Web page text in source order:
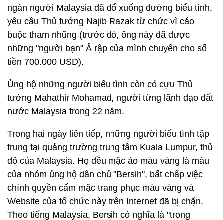
ngàn người Malaysia đã đổ xuống đường biểu tình,
yêu cầu Thủ tướng Najib Razak từ chức vì cáo
buộc tham nhũng (trước đó, ông này đã được
những "người bạn" Ả rập của mình chuyển cho số
tiền 700.000 USD).
Ủng hộ những người biểu tình còn có cựu Thủ
tướng Mahathir Mohamad, người từng lãnh đạo đất
nước Malaysia trong 22 năm.
Trong hai ngày liên tiếp, những người biểu tình tập
trung tại quảng trường trung tâm Kuala Lumpur, thủ
đô của Malaysia. Họ đều mặc áo màu vàng là màu
của nhóm ủng hộ dân chủ "Bersih", bất chấp việc
chính quyền cấm mặc trang phục màu vàng và
Website của tổ chức này trên Internet đã bị chặn.
Theo tiếng Malaysia, Bersih có nghĩa là "trong